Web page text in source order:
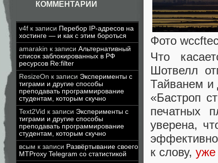
КОММЕНТАРИИ
v4f к записи Перебор IP-адресов на
хостинге — и как с этим бороться
amarakin к записи Альтернативный
список заблокированных в РФ
ресурсов Re:filter
ResizeOn к записи Эксперименты с
тиграми и другие способы
преподавать программирование
студентам, которым скучно
Text2Vid к записи Эксперименты с
тиграми и другие способы
преподавать программирование
студентам, которым скучно
всым к записи Развёртывание своего
MTProxy Telegram со статистикой
Фото
Что
Шотвелл
Тайванем и
«Бастроп
печатных
уверена,
к слову, уже